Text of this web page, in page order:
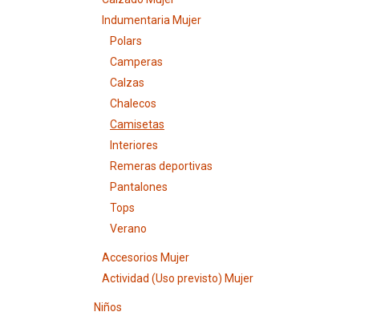
Indumentaria Mujer
Polars
Camperas
Calzas
Chalecos
Camisetas
Interiores
Remeras deportivas
Pantalones
Tops
Verano
Accesorios Mujer
Actividad (Uso previsto) Mujer
Niños